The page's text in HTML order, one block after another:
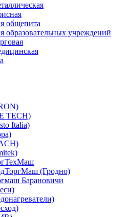
общепита
образовательных учреждений
TECH)
Italia)
(Гродно)
Барановичи